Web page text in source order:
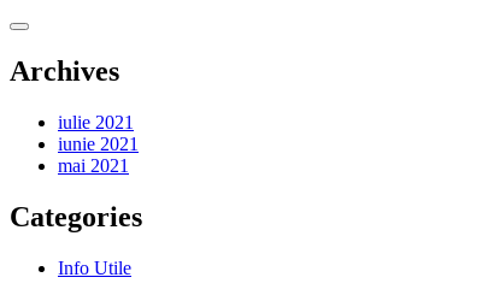
Archives
iulie 2021
iunie 2021
mai 2021
Categories
Info Utile